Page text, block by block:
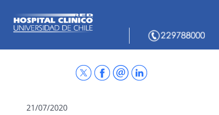
21/07/2020